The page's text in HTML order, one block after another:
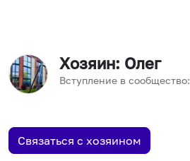
Хозяин: Олег
Вступление в сообщество:
Связаться с хозяином